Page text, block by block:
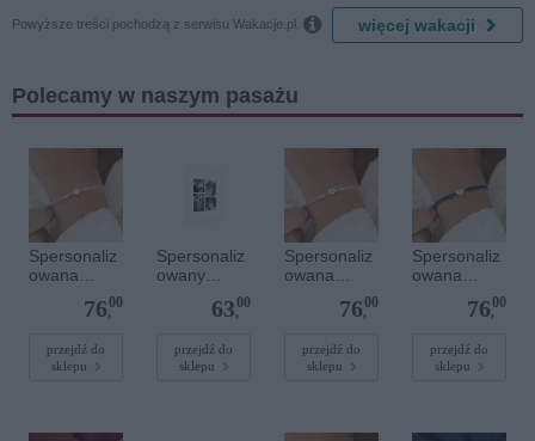
Powyższe treści pochodzą z serwisu Wakacje.pl.  więcej wakacji
Polecamy w naszym pasażu
Spersonaliz
owana
bransoletka
sznurkowa -
Złote kółko
76,
00
przejdź do
sklepu
Spersonaliz
owany
plakat - 30 x
63,
00
przejdź do
sklepu
Spersonaliz
owana
bransoletka
sznurkowa -
Srebrne
kółko
76,
00
przejdź do
sklepu
Spersonaliz
owana
bransoletka
sznurkowa -
Złote serce
76,
00
przejdź do
sklepu